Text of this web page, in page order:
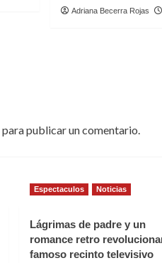
Adriana Becerra Rojas
para publicar un comentario.
Espectaculos Noticias
Lágrimas de padre y un
romance retro
famoso recinto televisivo